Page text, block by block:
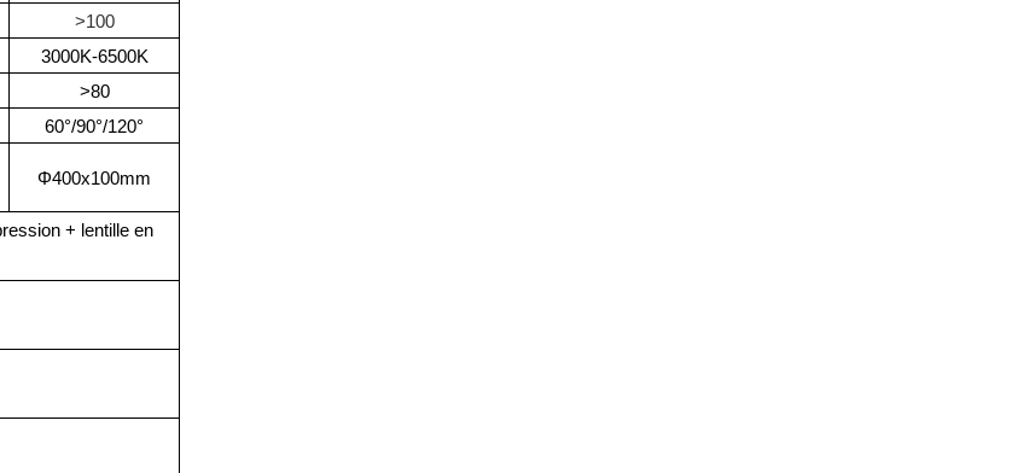
>100
3000K-6500K
>80
60°/90°/120°
Φ400x100mm
+ lentille en